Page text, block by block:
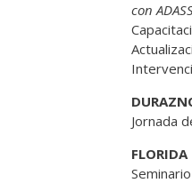
con
Jornada
FLORIDA